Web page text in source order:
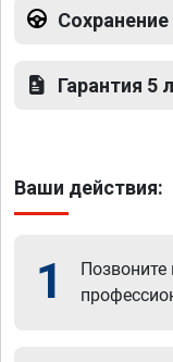
Сохранение
Гарантия 5
Ваши действия:
1 Позвоните